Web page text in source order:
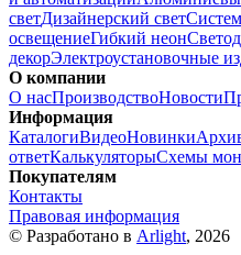
светДизайнерский свет
освещениеГибкий неон
декорЭлектроустановочные
О компании
О насПроизводствоНовости
Информация
КаталогиВидеоНовинки
ответКалькуляторыСхемы
Покупателям
Контакты
Правовая информация
© Разработано в Arlight, 2026